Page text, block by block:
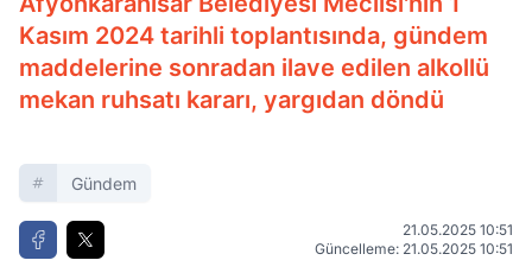
Kasım 2024 tarihli toplantısında, gündem
maddelerine sonradan ilave edilen alkollü
mekan ruhsatı kararı, yargıdan döndü
Gündem
21.05.2025 10:51
Güncelleme: 21.05.2025 10:51